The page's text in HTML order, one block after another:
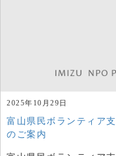
2025年10月29日
富山県民ボランティア
のご案内